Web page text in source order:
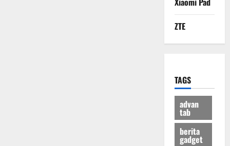
ZTE
TAGS
advan
tab
berita
gadget